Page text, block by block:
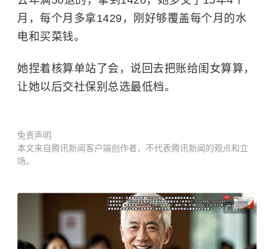
月，每个月多拿1429，刚好够覆盖每个月的水
电和买菜钱。
她捏着核算单站了会，说回去把账给闺女算算，
让她以后交社保别总选最低档。
免责声明
本文来自腾讯新闻客户端创作者，不代表腾讯新闻的观点和立
场。
广告